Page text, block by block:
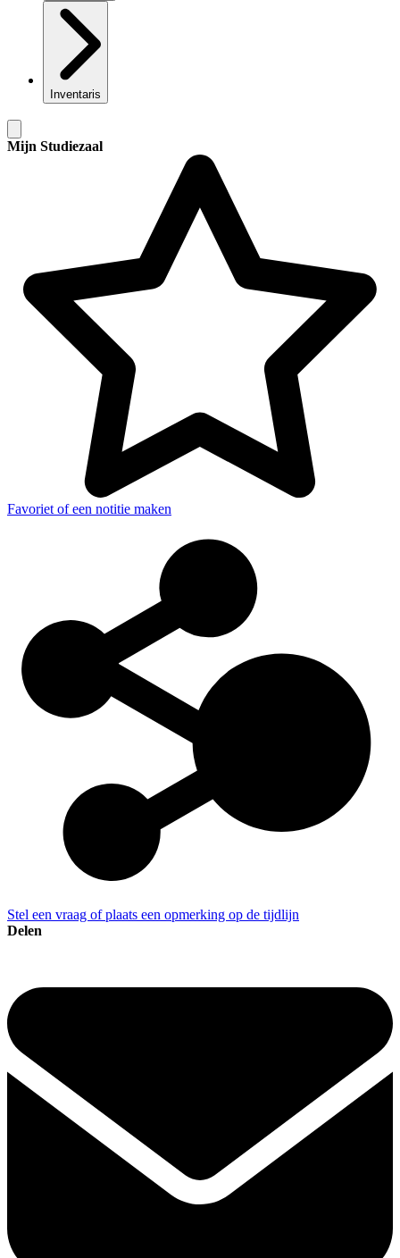
Inventaris
Mijn Studiezaal
Favoriet of een notitie maken
Stel een vraag of plaats een opmerking op de tijdlijn
Delen